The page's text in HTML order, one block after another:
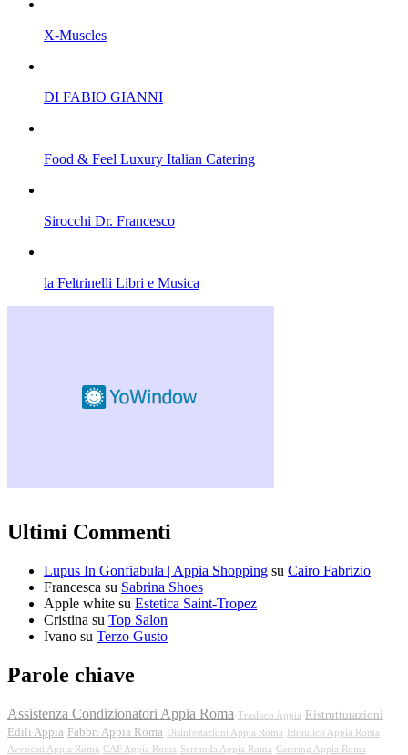
X-Muscles
DI FABIO GIANNI
Food & Feel Luxury Italian Catering
Sirocchi Dr. Francesco
la Feltrinelli Libri e Musica
Ultimi Commenti
Lupus In Gonfiabula | Appia Shopping su Cairo Fabrizio
Francesca su Sabrina Shoes
Apple white su Estetica Saint-Tropez
Cristina su Top Salon
Ivano su Terzo Gusto
Parole chiave
Assistenza Condizionatori Appia Roma Trasloco Appia
Ristrutturazioni
Edili Appia Fabbri Appia Roma Disinfestazioni Appia Roma
Idraulico Appia Roma
Avvocati Appia Roma CAF Appia Roma Serranda Appia Roma Catering Appia Roma